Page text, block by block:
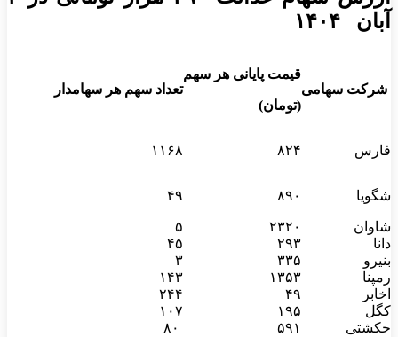
آبان ۱۴۰۴
شرکت سهامی
قیمت پایانی هر سهم
(تومان)
تعداد سهم هر سهامدار
فارس ۸۲۴ ۱۱۶۸
شگویا ۸۹۰ ۴۹
شاوان ۲۳۲۰
۵
دانا
۲۹۳
۴۵
بنیرو
۳۳۵
۳
رمپنا
۱۳۵۳
۱۴۳
اخابر
۴۹
۲۴۴
کگل
۱۹۵
۱۰۷
حکشتی‌
۵۹۱